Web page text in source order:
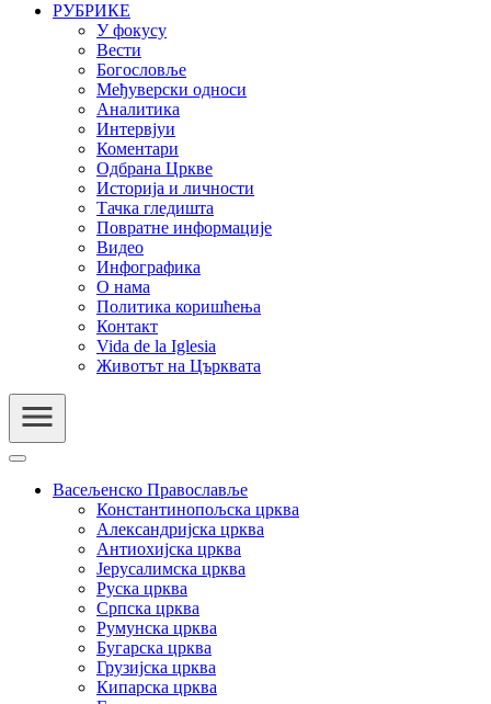
РУБРИКЕ
У фокусу
Вести
Богословље
Међуверски односи
Аналитика
Интервјуи
Коментари
Одбрана Цркве
Историја и личности
Тачка гледишта
Повратне информације
Видео
Инфографика
О нама
Политика коришћења
Контакт
Vida de la Iglesia
Животът на Църквата
Васељенско Православље
Константинопољска црква
Александријска црква
Антиохијска црква
Јерусалимска црква
Руска црква
Српска црква
Румунска црква
Бугарска црква
Грузијска црква
Кипарска црква